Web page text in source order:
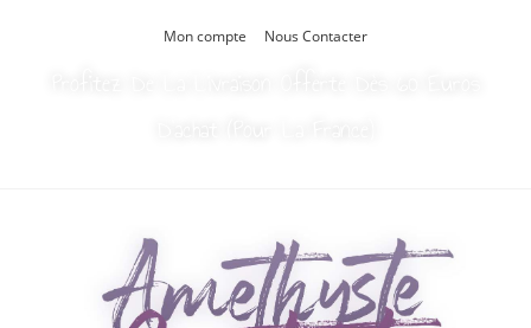
Mon compte Nous Contacter